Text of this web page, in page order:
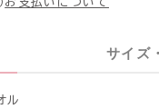
サイズ
ル